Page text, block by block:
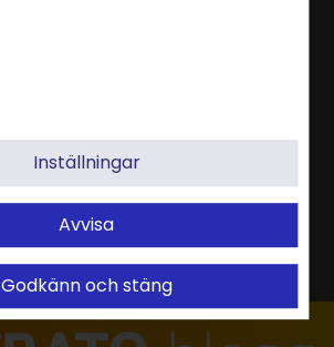
Inställningar
Avvisa
Godkänn och stäng